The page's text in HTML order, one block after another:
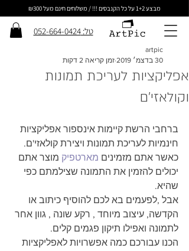
מבצע 1+2 על כל הקנבסים !!! / משלוחים חינם מעל ₪300
טל: 052-664-0424
אפליקציות לעריכת תמונות
וקולאזי'ם
artpic
30 בדצמ׳ 2019
זמן קריאה 2 דקות
ברחבי הרשת קיימות אינספור אפליקציות
חינמיות לעריכת תמונות ויצירת קולאזי'ם.
כאשר אתם מזמינים מארטפיק מוצר אתם
יכולים להזמין את התמונה שצילמתם כפי
שהיא.
אבל ,לפעמים בא לכם להוסיף כיתוב או
הקדשה, עיצוב מיוחד , רקע שונה , גוון אחר
לתמונה ואפילו תיקון פגמים קלים.
הכנו עבורכם כמה אפשרויות לאפליקציות